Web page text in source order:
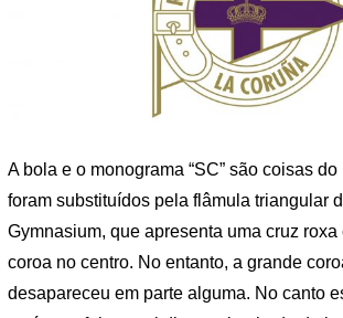
A bola e o monograma “SC” são coisas
foram substituídos pela flâmula triangular
Gymnasium, que apresenta uma cruz
coroa no centro. No entanto, a grande
desapareceu em parte alguma. No canto